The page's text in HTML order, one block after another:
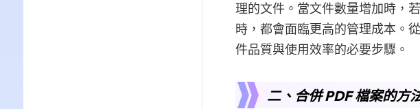
理的文件。當文件數量增加時，
時，都會面臨更高的管理成本。
件品質與使用效率的必要步驟。
二、合併 PDF 檔案的方